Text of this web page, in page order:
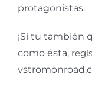
protagonistas.
¡Si tu también
como ésta,